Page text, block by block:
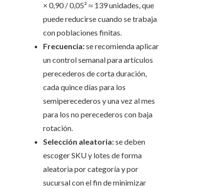
× 0,90 / 0,05² ≈ 139 unidades, que
puede reducirse cuando se trabaja
con poblaciones finitas.
Frecuencia:se recomienda aplicar
un control semanal para artículos
perecederos de corta duración,
cada quince días para los
semiperecederos y una vez al mes
para los no perecederos con baja
rotación.
Selección aleatoria:se deben
escoger SKU y lotes de forma
aleatoria por categoría y por
sucursal con el fin de minimizar